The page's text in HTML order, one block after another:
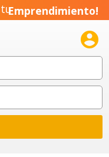
Emprendimiento!
